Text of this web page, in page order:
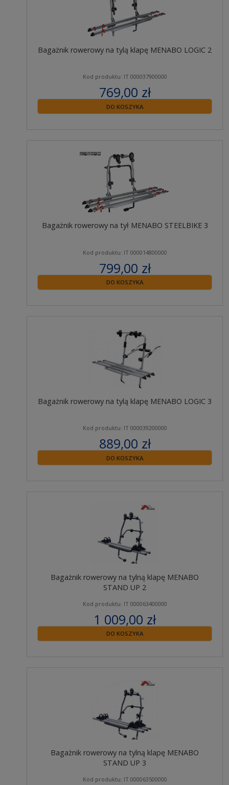
Bagażnik rowerowy na tylą klapę MENABO LOGIC 2
Kod produktu: IT 000037900000
769,00 zł
zawiera 23% VAT
DO KOSZYKA
Bagażnik rowerowy na tył MENABO STEELBIKE 3
Kod produktu: IT 000014800000
799,00 zł
zawiera 23% VAT
DO KOSZYKA
Bagażnik rowerowy na tylą klapę MENABO LOGIC 3
Kod produktu: IT 000039200000
889,00 zł
zawiera 23% VAT
DO KOSZYKA
Bagażnik rowerowy na tylną klapę MENABO
STAND UP 2
Kod produktu: IT 000063400000
1 009,00 zł
zawiera 23% VAT
DO KOSZYKA
Bagażnik rowerowy na tylną klapę MENABO
STAND UP 3
Kod produktu: IT 000063500000